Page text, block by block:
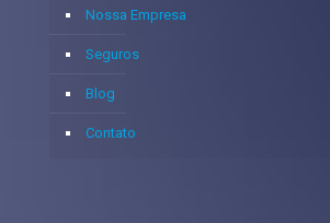
Nossa Empresa
Seguros
Blog
Contato